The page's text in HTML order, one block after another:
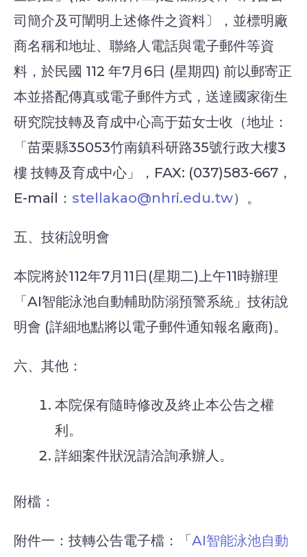
司簡介及可闡明上述條件之資料〕，並標明廠
商名稱和地址、聯絡人電話與電子郵件等資
料，於民國 112 年7月6日 (星期四) 前以郵寄正
本並搭配傳真或電子郵件方式，送達國家衛生
研究院技轉及育成中心高于茹女士收（地址：
「苗栗縣35053竹南鎮科研路35號行政大樓3
樓 技轉及育成中心」，FAX: (037)583-667，
E-mail： stellakao@nhri.edu.tw）。
五、技術說明會
本院將於112年7月11日(星期二)上午11時辦理
「AI智能泳池自動輔助防溺預警系統」技術說
明會 (詳細地點將以電子郵件通知報名廠商)。
六、其他：
本院保有隨時修改及終止本公告之權
利。
詳細案件狀況請洽詢承辦人。
附檔：
附件一：技轉公告電子檔：「AI智能泳池自動